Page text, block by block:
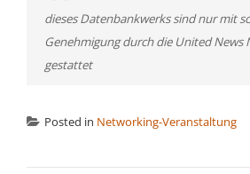
dieses Datenbankwerks sind nur mit
Genehmigung durch die United News
gestattet
Posted in Networking-Veranstaltung